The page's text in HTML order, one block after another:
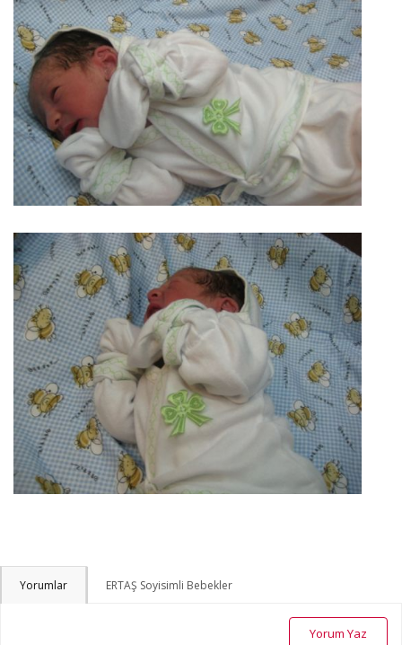
Yorumlar ERTAŞ Soyisimli Bebekler
Yorum Yaz